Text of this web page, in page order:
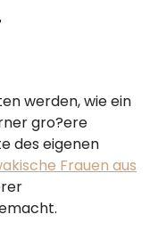
werden, wie ein
gro?ere
des eigenen
Frauen aus